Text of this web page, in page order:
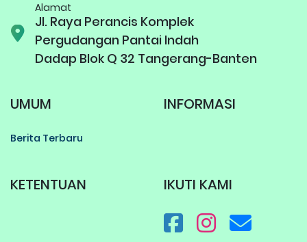
Alamat
Jl. Raya Perancis Komplek
Pergudangan Pantai Indah
Dadap Blok Q 32 Tangerang-Banten
UMUM
Berita Terbaru
INFORMASI
KETENTUAN IKUTI KAMI